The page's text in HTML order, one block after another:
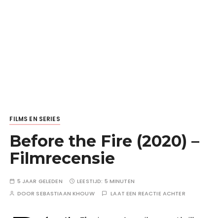
FILMS EN SERIES
Before the Fire (2020) –
Filmrecensie
5 JAAR GELEDEN LEESTIJD: 5 MINUTEN
DOOR SEBASTIAAN KHOUW LAAT EEN REACTIE ACHTER